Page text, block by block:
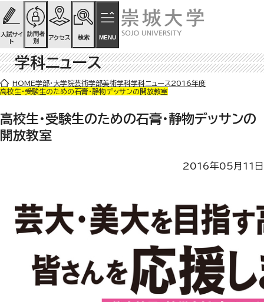
ページの先頭です
ページ内を移動するためのリンク
本文(c)へ
入試サイ
ト
訪問者
別
アクセス 検索 MENU
ここから本文です。
学科ニュース
HOME学部・大学院芸術学部美術学科学科ニュース 2016年度
高校生・受験生のための石膏・静物デッサンの開放教室
高校生・受験生のための石膏・静物デッサンの
開放教室
2016年05月11日